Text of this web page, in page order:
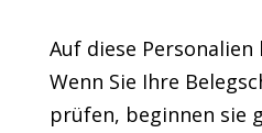
Auf diese
Wenn Sie Ihre
prüfen, beginnen sie